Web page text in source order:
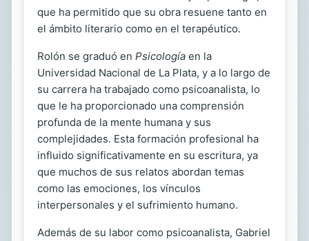
que ha permitido que su obra resuene tanto en
el ámbito literario como en el terapéutico.
Rolón se graduó en Psicología en la
Universidad Nacional de La Plata, y a lo largo de
su carrera ha trabajado como psicoanalista, lo
que le ha proporcionado una comprensión
profunda de la mente humana y sus
complejidades. Esta formación profesional ha
influido significativamente en su escritura, ya
que muchos de sus relatos abordan temas
como las emociones, los vínculos
interpersonales y el sufrimiento humano.
Además de su labor como psicoanalista, Gabriel